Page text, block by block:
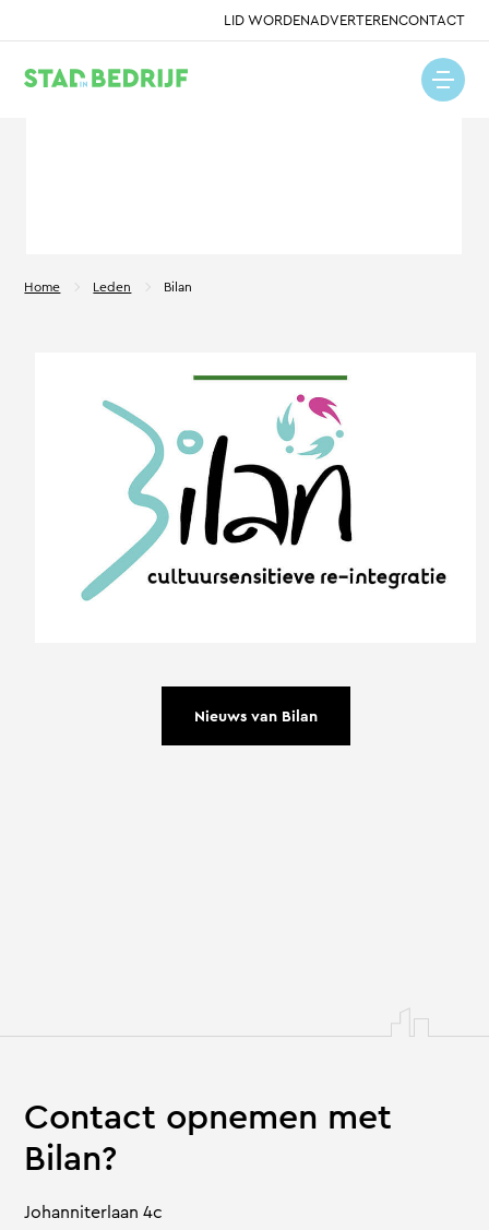
LID WORDENADVERTERENCONTACT
Home Leden Bilan
Contact opnemen met
Bilan?
Johanniterlaan 4c
Nieuws van Bilan